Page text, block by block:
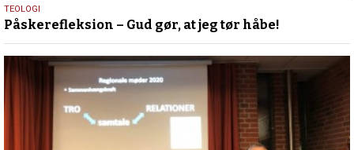
1.
april
2020
TEOLOGI
Påskerefleksion – Gud gør, at jeg tør håbe!